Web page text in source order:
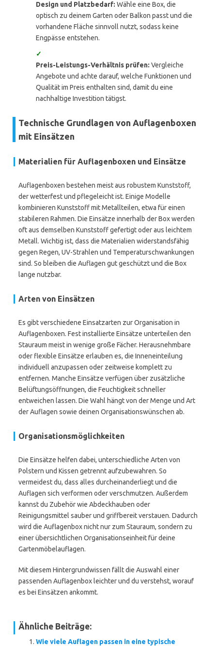
Design und Platzbedarf: Wähle eine Box, die
optisch zu deinem Garten oder Balkon passt und die
vorhandene Fläche sinnvoll nutzt, sodass keine
Engpässe entstehen.
✓
Preis-Leistungs-Verhältnis prüfen: Vergleiche
Angebote und achte darauf, welche Funktionen und
Qualität im Preis enthalten sind, damit du eine
nachhaltige Investition tätigst.
Technische Grundlagen von Auflagenboxen
mit Einsätzen
Materialien für Auflagenboxen und Einsätze
Auflagenboxen bestehen meist aus robustem Kunststoff,
der wetterfest und pflegeleicht ist. Einige Modelle
kombinieren Kunststoff mit Metallteilen, etwa für einen
stabileren Rahmen. Die Einsätze innerhalb der Box werden
oft aus demselben Kunststoff gefertigt oder aus leichtem
Metall. Wichtig ist, dass die Materialien widerstandsfähig
gegen Regen, UV-Strahlen und Temperaturschwankungen
sind. So bleiben die Auflagen gut geschützt und die Box
lange nutzbar.
Arten von Einsätzen
Es gibt verschiedene Einsatzarten zur Organisation in
Auflagenboxen. Fest installierte Einsätze unterteilen den
Stauraum meist in wenige große Fächer. Herausnehmbare
oder flexible Einsätze erlauben es, die Inneneinteilung
individuell anzupassen oder zeitweise komplett zu
entfernen. Manche Einsätze verfügen über zusätzliche
Belüftungsöffnungen, die Feuchtigkeit schneller
entweichen lassen. Die Wahl hängt von der Menge und Art
der Auflagen sowie deinen Organisationswünschen ab.
Organisationsmöglichkeiten
Die Einsätze helfen dabei, unterschiedliche Arten von
Polstern und Kissen getrennt aufzubewahren. So
vermeidest du, dass alles durcheinanderliegt und die
Auflagen sich verformen oder verschmutzen. Außerdem
kannst du Zubehör wie Abdeckhauben oder
Reinigungsmittel sauber und griffbereit verstauen. Dadurch
wird die Auflagenbox nicht nur zum Stauraum, sondern zu
einer übersichtlichen Organisationseinheit für deine
Gartenmöbelauflagen.
Mit diesem Hintergrundwissen fällt die Auswahl einer
passenden Auflagenbox leichter und du verstehst, worauf
es bei Einsätzen ankommt.
Ähnliche Beiträge:
Wie viele Auflagen passen in eine typische